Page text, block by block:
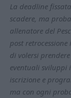
La deadline
scadere, ma
allenatore del
post
di volersi
eventuali sviluppi
iscrizione e
ma con ogni